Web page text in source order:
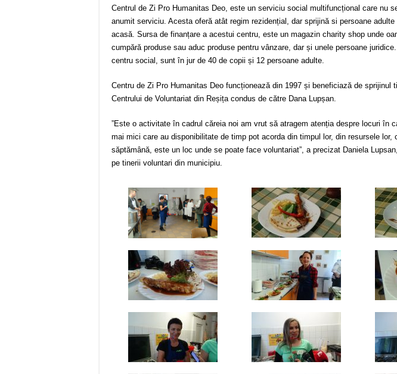
Centrul de Zi Pro Humanitas Deo, este un serviciu social multifuncțional care nu
anumit serviciu. Acesta oferă atât regim rezidențial, dar sprijină si persoane
acasă. Sursa de finanțare a acestui centru, este un magazin charity shop unde
cumpără produse sau aduc produse pentru vânzare, dar și unele persoane
centru social, sunt în jur de 40 de copii și 12 persoane adulte.
Centru de Zi Pro Humanitas Deo funcționează din 1997 și beneficiază de sprijinul
Centrului de Voluntariat din Reșița condus de către Dana Lupșan.
”Este o activitate în cadrul căreia noi am vrut să atragem atenția despre locuri în
mai mici care au disponibilitate de timp pot acorda din timpul lor, din resursele lor,
săptămână, este un loc unde se poate face voluntariat”, a precizat Daniela
pe tinerii voluntari din municipiu.